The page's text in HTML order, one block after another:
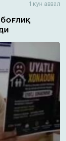
1 кун аввал